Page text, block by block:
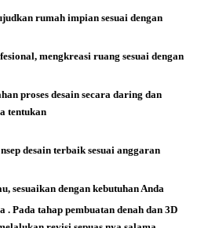
rumah impian sesuai dengan
mengkreasi ruang sesuai dengan
proses desain secara daring dan
tentukan
desain terbaik sesuai anggaran
sesuaikan dengan kebutuhan Anda
.Pada tahap pembuatan denah dan 3D